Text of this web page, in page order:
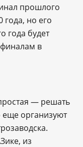
прошлого
но его
года будет
в
— решать
организуют
из